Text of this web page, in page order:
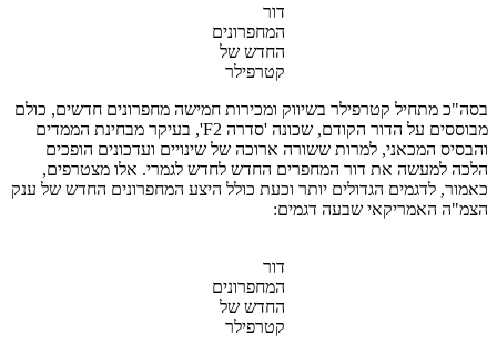
דור
המחפרונים
החדש של
קטרפילר
בסה"כ מתחיל קטרפילר בשיווק ומכירות חמישה מחפרונים חדשים, כולם
מבוססים על הדור הקודם, שכונה 'סדרה F2', בעיקר מבחינת הממדים
והבסיס המכאני, למרות ששורה ארוכה של שינויים ועדכונים הופכים
הלכה למעשה את דור המחפרים החדש לחדש לגמרי. אלו מצטרפים,
כאמור, לדגמים הגדולים יותר וכעת כולל היצע המחפרונים החדש של ענק
הצמ"ה האמריקאי שבעה דגמים:
דור
המחפרונים
החדש של
קטרפילר